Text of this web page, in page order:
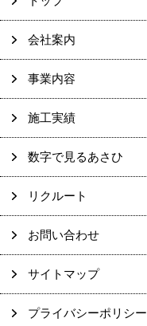
会社案内
事業内容
施工実績
数字で見るあさひ
リクルート
お問い合わせ
サイトマップ
プライバシーポリシー